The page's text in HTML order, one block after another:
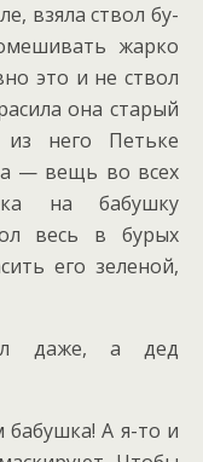
взяла ствол бу­
жарко
это и не ствол
она старый
него Петьке
— вещь во всех
на бабушку
весь в бурых
его зеленой,
даже, а дед
А я-то и